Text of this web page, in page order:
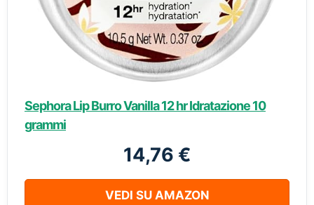
Sephora Lip Burro Vanilla 12 hr Idratazione 10
grammi
14,76 €
VEDI SU AMAZON